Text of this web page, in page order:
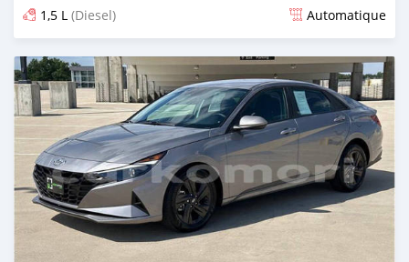
1,5 L (Diesel) Automatique
Publié il y a plus d'un an